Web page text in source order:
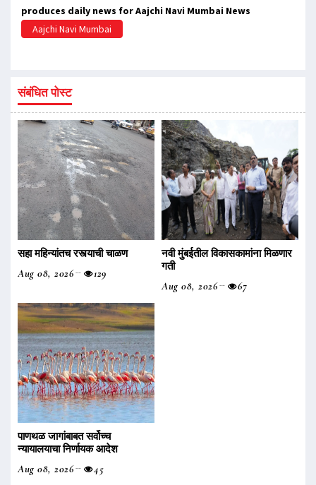
produces daily news for Aajchi Navi Mumbai News
Aajchi Navi Mumbai
संबंधित पोस्ट
सहा महिन्यांतच रस्त्याची चाळण
Aug 08, 2026
129
नवी मुंबईतील विकासकामांना मिळणार
गती
Aug 08, 2026
67
पाणथळ जागांबाबत सर्वोच्च
न्यायालयाचा निर्णायक आदेश
Aug 08, 2026
45